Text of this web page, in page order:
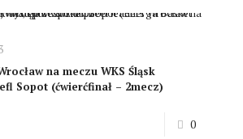
na meczu WKS Śląsk
Sopot (ćwierćfinał – 2mecz)
0